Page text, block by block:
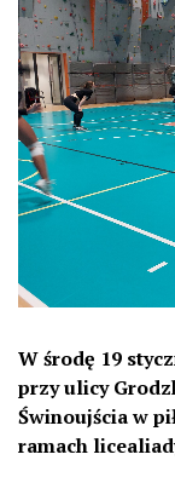
W środę 19
przy ulicy
Świnoujścia w
ramach